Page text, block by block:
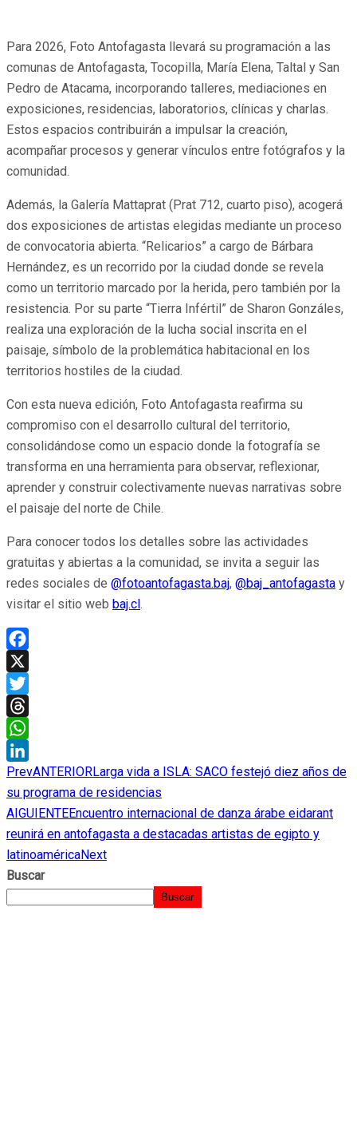
Para 2026, Foto Antofagasta llevará su programación a las
comunas de Antofagasta, Tocopilla, María Elena, Taltal y San
Pedro de Atacama, incorporando talleres, mediaciones en
exposiciones, residencias, laboratorios, clínicas y charlas.
Estos espacios contribuirán a impulsar la creación,
acompañar procesos y generar vínculos entre fotógrafos y la
comunidad.
Además, la Galería Mattaprat (Prat 712, cuarto piso), acogerá
dos exposiciones de artistas elegidas mediante un proceso
de convocatoria abierta. “Relicarios” a cargo de Bárbara
Hernández, es un recorrido por la ciudad donde se revela
como un territorio marcado por la herida, pero también por la
resistencia. Por su parte “Tierra Infértil” de Sharon Gonzáles,
realiza una exploración de la lucha social inscrita en el
paisaje, símbolo de la problemática habitacional en los
territorios hostiles de la ciudad.
Con esta nueva edición, Foto Antofagasta reafirma su
compromiso con el desarrollo cultural del territorio,
consolidándose como un espacio donde la fotografía se
transforma en una herramienta para observar, reflexionar,
aprender y construir colectivamente nuevas narrativas sobre
el paisaje del norte de Chile.
Para conocer todos los detalles sobre las actividades
gratuitas y abiertas a la comunidad, se invita a seguir las
redes sociales de @fotoantofagasta.baj, @baj_antofagasta y
visitar el sitio web baj.cl .
Facebook
X
Twitter
Threads
WhatsApp
LinkedIn
PrevANTERIORLarga vida a ISLA: SACO festejó diez años de
su programa de residencias
AIGUIENTEEncuentro internacional de danza árabe eidarant
reunirá en antofagasta a destacadas artistas de egipto y
latinoaméricaNext
Buscar
Buscar